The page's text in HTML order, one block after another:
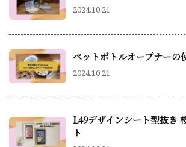
2024.10.21
ペットボトルオープナーの
2024.10.21
L49デザインシート型抜き
ト